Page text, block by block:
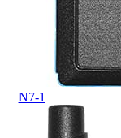
N7-1